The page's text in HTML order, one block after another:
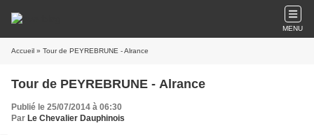
MENU
Accueil » Tour de PEYREBRUNE - Alrance
Tour de PEYREBRUNE - Alrance
Publié le 25/07/2014 à 06:30
Par Le Chevalier Dauphinois